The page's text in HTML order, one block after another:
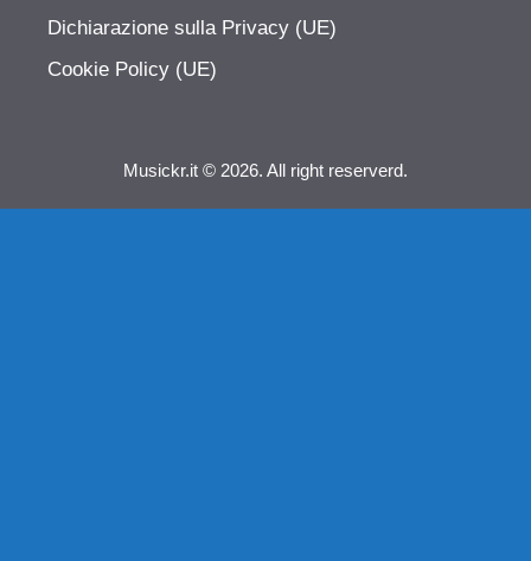
Dichiarazione sulla Privacy (UE)
Cookie Policy (UE)
Musickr.it © 2026. All right reserverd.